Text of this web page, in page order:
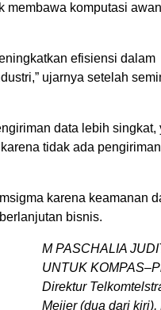
membawa komputasi
efisiensi dalam
ujarnya setelah
data lebih singkat,
tidak ada
karena keamanan
bisnis.
M PASCHALIA
UNTUK
Direktur
Meijer (dua dari kiri),